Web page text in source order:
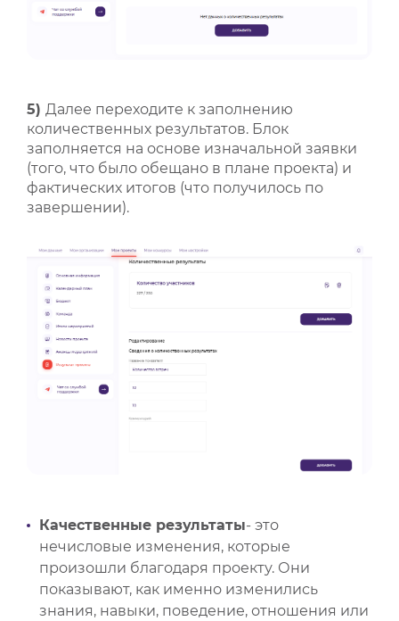
5) Далее переходите к заполнению
количественных результатов. Блок
заполняется на основе изначальной заявки
(того, что было обещано в плане проекта) и
фактических итогов (что получилось по
завершении).
Качественные результаты- это
нечисловые изменения, которые
произошли благодаря проекту. Они
показывают, как именно изменились
знания, навыки, поведение, отношения или